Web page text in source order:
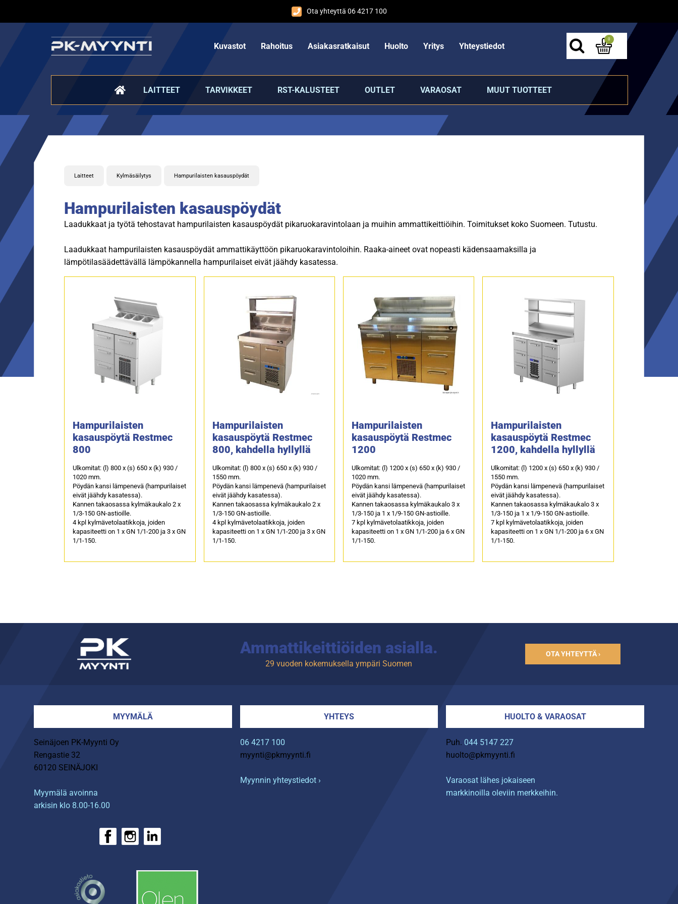
Ota yhteyttä 06 4217 100
Kuvastot Rahoitus Asiakasratkaisut Huolto Yritys Yhteystiedot
0
LAITTEET TARVIKKEET RST-KALUSTEET OUTLET VARAOSAT MUUT TUOTTEET
Laitteet Kylmäsäilytys Hampurilaisten kasauspöydät
Hampurilaisten kasauspöydät
Laadukkaat ja työtä tehostavat hampurilaisten kasauspöydät pikaruokaravintolaan ja muihin ammattikeittiöihin. Toimitukset koko Suomeen. Tutustu.
Laadukkaat hampurilaisten kasauspöydät ammattikäyttöön pikaruokaravintoloihin. Raaka-aineet ovat nopeasti kädensaamaksilla ja
lämpötilasäädettävällä lämpökannella hampurilaiset eivät jäähdy kasatessa.
Hampurilaisten
kasauspöytä Restmec
800
Ulkomitat: (l) 800 x (s) 650 x (k) 930 /
1020 mm.
Pöydän kansi lämpenevä (hampurilaiset
eivät jäähdy kasatessa).
Kannen takaosassa kylmäkaukalo 2 x
1/3-150 GN-astioille.
4 kpl kylmävetolaatikkoja, joiden
kapasiteetti on 1 x GN 1/1-200 ja 3 x GN
1/1-150.
Hampurilaisten
kasauspöytä Restmec
800, kahdella hyllyllä
Ulkomitat: (l) 800 x (s) 650 x (k) 930 /
1550 mm.
Pöydän kansi lämpenevä (hampurilaiset
eivät jäähdy kasatessa).
Kannen takaosassa kylmäkaukalo 2 x
1/3-150 GN-astioille.
4 kpl kylmävetolaatikkoja, joiden
kapasiteetti on 1 x GN 1/1-200 ja 3 x GN
1/1-150.
Hampurilaisten
kasauspöytä Restmec
1200
Ulkomitat: (l) 1200 x (s) 650 x (k) 930 /
1020 mm.
Pöydän kansi lämpenevä (hampurilaiset
eivät jäähdy kasatessa).
Kannen takaosassa kylmäkaukalo 3 x
1/3-150 ja 1 x 1/9-150 GN-astioille.
7 kpl kylmävetolaatikkoja, joiden
kapasiteetti on 1 x GN 1/1-200 ja 6 x GN
1/1-150.
Hampurilaisten
kasauspöytä Restmec
1200, kahdella hyllyllä
Ulkomitat: (l) 1200 x (s) 650 x (k) 930 /
1550 mm.
Pöydän kansi lämpenevä (hampurilaiset
eivät jäähdy kasatessa).
Kannen takaosassa kylmäkaukalo 3 x
1/3-150 ja 1 x 1/9-150 GN-astioille.
7 kpl kylmävetolaatikkoja, joiden
kapasiteetti on 1 x GN 1/1-200 ja 6 x GN
1/1-150.
Ammattikeittiöiden asialla.
29 vuoden kokemuksella ympäri Suomen
OTA YHTEYTTÄ ›
MYYMÄLÄ
Seinäjoen PK-Myynti Oy
Rengastie 32
60120 SEINÄJOKI
Myymälä avoinna
arkisin klo 8.00-16.00
YHTEYS
06 4217 100
myynti@pkmyynti.fi
Myynnin yhteystiedot ›
HUOLTO & VARAOSAT
Puh. 044 5147 227
huolto@pkmyynti.fi
Varaosat lähes jokaiseen
markkinoilla oleviin merkkeihin.